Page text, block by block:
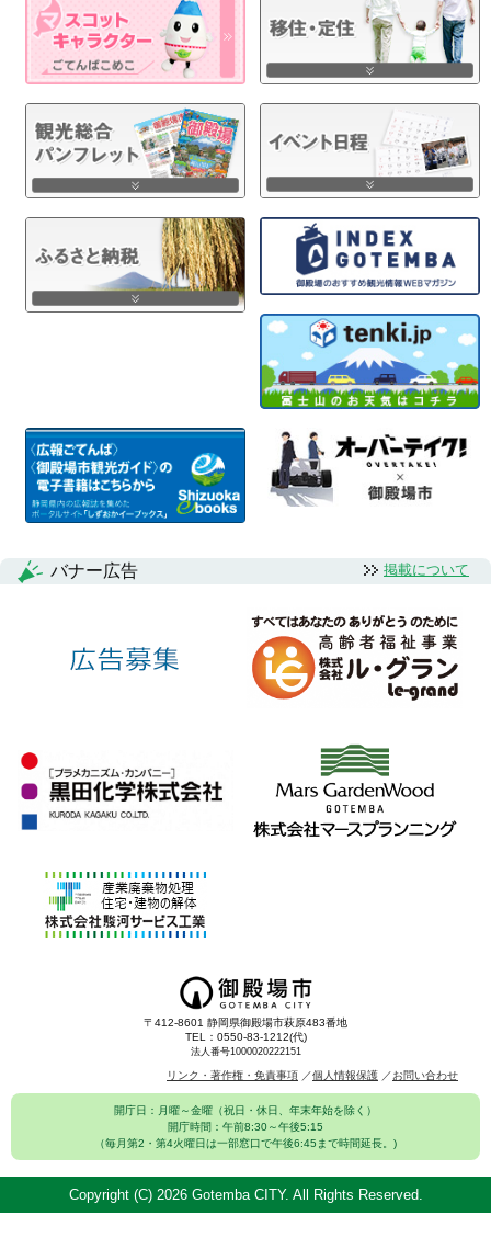
バナー広告 掲載について
〒412-8601 静岡県御殿場市萩原483番地
TEL：0550-83-1212(代)
法人番号1000020222151
リンク・著作権・免責事項 個人情報保護 お問い合わせ
開庁日：月曜～金曜（祝日・休日、年末年始を除く）
開庁時間：午前8:30～午後5:15
（毎月第2・第4火曜日は一部窓口で午後6:45まで時間延長。)
Copyright (C) 2026 Gotemba CITY. All Rights Reserved.